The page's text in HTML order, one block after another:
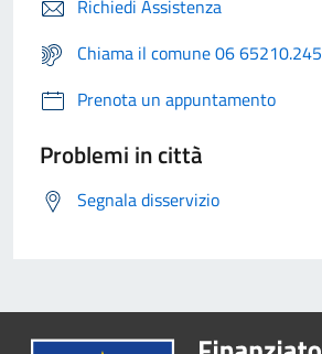
Richiedi Assistenza
Chiama il comune 06 65210.245
Prenota un appuntamento
Problemi in città
Segnala disservizio